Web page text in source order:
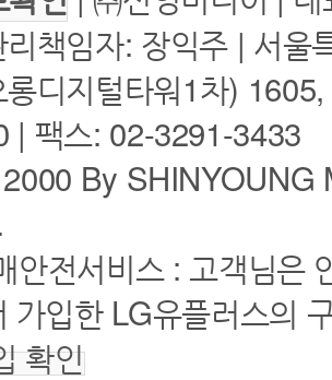
책임자: 장익주 | 서
롱디지털타워1차)
| 팩스: 02-3291-3433
By
안전서비스 : 고객님은
가입한 LG유플러스의
확인